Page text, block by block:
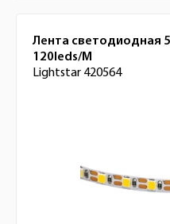
Лента светодиодная
120leds/M
Lightstar 420564